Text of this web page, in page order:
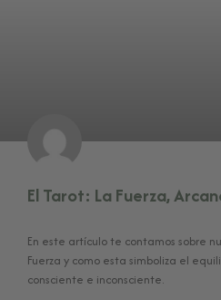
El Tarot: La Fuerza,
En este artículo te contamos sobre
Fuerza y como esta simboliza el
consciente e inconsciente.